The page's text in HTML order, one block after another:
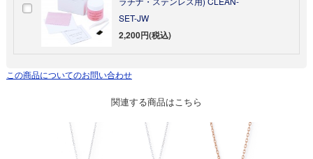
SET-JW
2,200円(税込)
この商品についてのお問い合わせ
関連する商品はこちら